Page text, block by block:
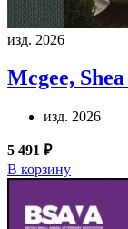
изд. 2026
Mcgee, Shea
изд. 2026
5 491 ₽
В корзину